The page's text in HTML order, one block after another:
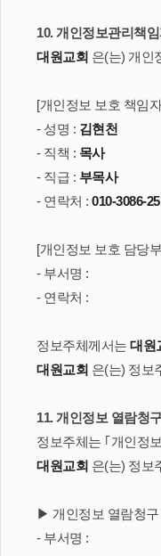
10. 개인정보관리책
대원교회 은(는) 개인
[개인정보 보호 책임
- 성명 : 김현천
- 직책 : 목사
- 직급 : 부목사
- 연락처 : 010-3086-
[개인정보 보호 담당
- 부서명 :
- 연락처 :
정보주체께서는 대원
대원교회 은(는) 정보
11. 개인정보 열람청
정보주체는 ｢개인정
대원교회 은(는) 정보
▶ 개인정보 열람청구
- 부서명 :